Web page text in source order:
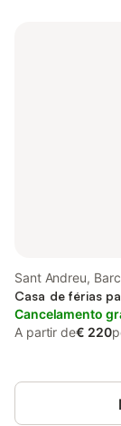
Sant Andreu,
Casa de férias
Cancelamento
A partir de€ 220